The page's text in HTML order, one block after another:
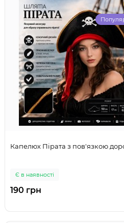
Капелюх Пірата з пов'язкою
Є в наявності
190 грн